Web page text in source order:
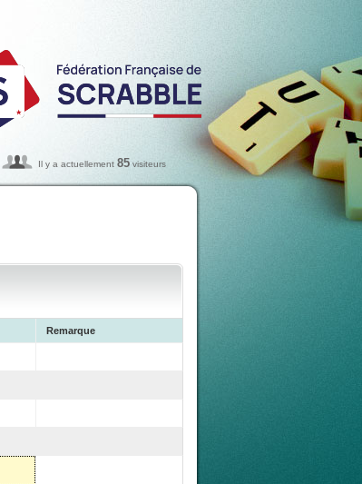
Il y a actuellement 85 visiteurs
Remarque